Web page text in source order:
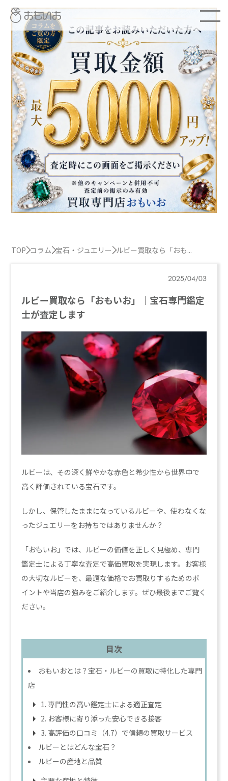
TOP コラム 宝石・ジュエリー ルビー買取なら「おも...
2025/04/03
ルビー買取なら「おもいお」｜宝石専門鑑定
士が査定します
ルビーは、その深く鮮やかな赤色と希少性から世界中で
高く評価されている宝石です。
しかし、保管したままになっているルビーや、使わなくな
ったジュエリーをお持ちではありませんか？
「おもいお」では、ルビーの価値を正しく見極め、専門
鑑定士による丁寧な査定で高価買取を実現します。お客様
の大切なルビーを、最適な価格でお買取りするためのポ
イントや当店の強みをご紹介します。ぜひ最後までご覧く
ださい。
目次
おもいおとは？宝石・ルビーの買取に特化した専門
店
1. 専門性の高い鑑定士による適正査定
2. お客様に寄り添った安心できる接客
3. 高評価の口コミ（4.7）で信頼の買取サービス
ルビーとはどんな宝石？
ルビーの産地と品質